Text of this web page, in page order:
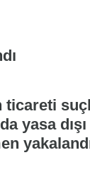
ticareti
yasa